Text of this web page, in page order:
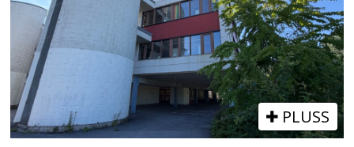
PLUSS